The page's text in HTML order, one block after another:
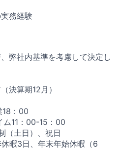
務経験
弊社内基準を考慮して決定し
決算期12月）
18：00
ム11：00-15：00
（土日）、祝日
暇3日、年末年始休暇（6